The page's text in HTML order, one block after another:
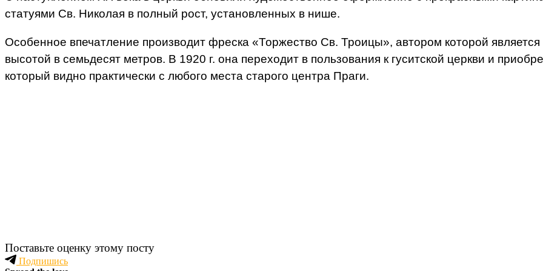
статуями Св. Николая в полный рост, установленных в нише.
Особенное впечатление производит фреска «Торжество Св. Троицы», автором которой
высотой в семьдесят метров. В 1920 г. она переходит в пользования к гуситской церкви и
который видно практически с любого места старого центра Праги.
Поставьте оценку этому посту
Подпишись